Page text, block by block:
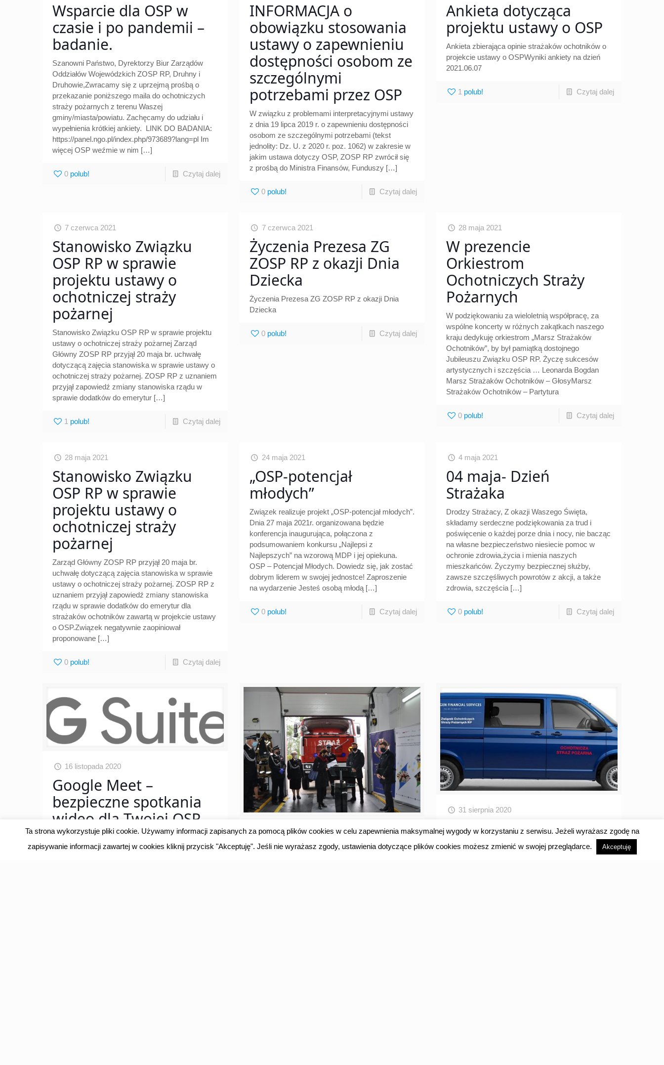
Wsparcie dla OSP w
czasie i po pandemii –
badanie.
Szanowni Państwo, Dyrektorzy Biur Zarządów
Oddziałów Wojewódzkich ZOSP RP, Druhny i
Druhowie,Zwracamy się z uprzejmą prośbą o
przekazanie poniższego maila do ochotniczych
straży pożarnych z terenu Waszej
gminy/miasta/powiatu. Zachęcamy do udziału i
wypełnienia krótkiej ankiety. LINK DO BADANIA:
https://panel.ngo.pl/index.php/973689?lang=pl Im
więcej OSP weźmie w nim […]
0 Czytaj dalej
INFORMACJA o
obowiązku stosowania
ustawy o zapewnieniu
dostępności osobom ze
szczególnymi
potrzebami przez OSP
W związku z problemami interpretacyjnymi ustawy
z dnia 19 lipca 2019 r. o zapewnieniu dostępności
osobom ze szczególnymi potrzebami (tekst
jednolity: Dz. U. z 2020 r. poz. 1062) w zakresie w
jakim ustawa dotyczy OSP, ZOSP RP zwrócił się
z prośbą do Ministra Finansów, Funduszy[…]
0 Czytaj dalej
Ankieta dotycząca
projektu ustawy o OSP
Ankieta zbierająca opinie strażaków ochotników o
projekcie ustawy o OSPWyniki ankiety na dzień
2021.06.07
1 Czytaj dalej
7 czerwca 2021
Stanowisko Związku
OSP RP w sprawie
projektu ustawy o
ochotniczej straży
pożarnej
Stanowisko Związku OSP RP w sprawie projektu
ustawy o ochotniczej straży pożarnej Zarząd
Główny ZOSP RP przyjął 20 maja br. uchwałę
dotyczącą zajęcia stanowiska w sprawie ustawy o
ochotniczej straży pożarnej. ZOSP RP z uznaniem
przyjął zapowiedź zmiany stanowiska rządu w
sprawie dodatków do emerytur […]
1 Czytaj dalej
7 czerwca 2021
Życzenia Prezesa ZG
ZOSP RP z okazji Dnia
Dziecka
Życzenia Prezesa ZG ZOSP RP z okazji Dnia
Dziecka
0 Czytaj dalej
28 maja 2021
W prezencie
Orkiestrom
Ochotniczych Straży
Pożarnych
W podziękowaniu za wieloletnią współpracę, za
wspólne koncerty w różnych zakątkach naszego
kraju dedykuję orkiestrom „Marsz Strażaków
Ochotników”, by był pamiątką dostojnego
Jubileuszu Związku OSP RP. Życzę sukcesów
artystycznych i szczęścia … Leonarda Bogdan
Marsz Strażaków Ochotników – GłosyMarsz
Strażaków Ochotników – Partytura
0 Czytaj dalej
28 maja 2021
Stanowisko Związku
OSP RP w sprawie
projektu ustawy o
ochotniczej straży
pożarnej
Zarząd Główny ZOSP RP przyjął 20 maja br.
uchwałę dotyczącą zajęcia stanowiska w sprawie
ustawy o ochotniczej straży pożarnej. ZOSP RP z
uznaniem przyjął zapowiedź zmiany stanowiska
rządu w sprawie dodatków do emerytur dla
strażaków ochotników zawartą w projekcie ustawy
o OSP.Związek negatywnie zaopiniował
proponowane […]
0 Czytaj dalej
24 maja 2021
„OSP-potencjał
młodych”
Związek realizuje projekt „OSP-potencjał młodych”.
Dnia 27 maja 2021r. organizowana będzie
konferencja inaugurująca, połączona z
podsumowaniem konkursu „Najlepsi z
Najlepszych” na wzorową MDP i jej opiekuna.
OSP – Potencjał Młodych. Dowiedz się, jak zostać
dobrym liderem w swojej jednostce! Zaproszenie
na wydarzenie Jesteś osobą młodą[…]
0 Czytaj dalej
4 maja 2021
04 maja- Dzień
Strażaka
Drodzy Strażacy, Z okazji Waszego Święta,
składamy serdeczne podziękowania za trud i
poświęcenie o każdej porze dnia i nocy, nie bacząc
na własne bezpieczeństwo niesiecie pomoc w
ochronie zdrowia,życia i mienia naszych
mieszkańców. Życzymy bezpiecznej służby,
zawsze szczęśliwych powrotów z akcji, a także
zdrowia, szczęścia […]
0 Czytaj dalej
16 listopada 2020
Google Meet –
bezpieczne spotkania
wideo dla Twojej OSP
Obostrzenia wynikające z obecnej sytuacji
pandemicznej spowodowały, że spotkania
9 listopada 2020
Europejski Fundusz
31 sierpnia 2020
Wszystkie Volkswageny
Transportery trafiły już
Ta strona wykorzystuje pliki cookie. Używamy informacji zapisanych za pomocą plików cookies w celu zapewnienia maksymalnej wygody w korzystaniu z serwisu. Jeżeli wyrażasz zgodę na
zapisywanie informacji zawartej w cookies kliknij przycisk "Akceptuję". Jeśli nie wyrażasz zgody, ustawienia dotyczące plików cookies możesz zmienić w swojej przeglądarce.
Akceptuję